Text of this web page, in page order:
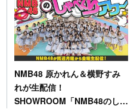
NMB48 原かれん＆横野すみ
れが生配信！
SHOWROOM「NMB48のしゃ